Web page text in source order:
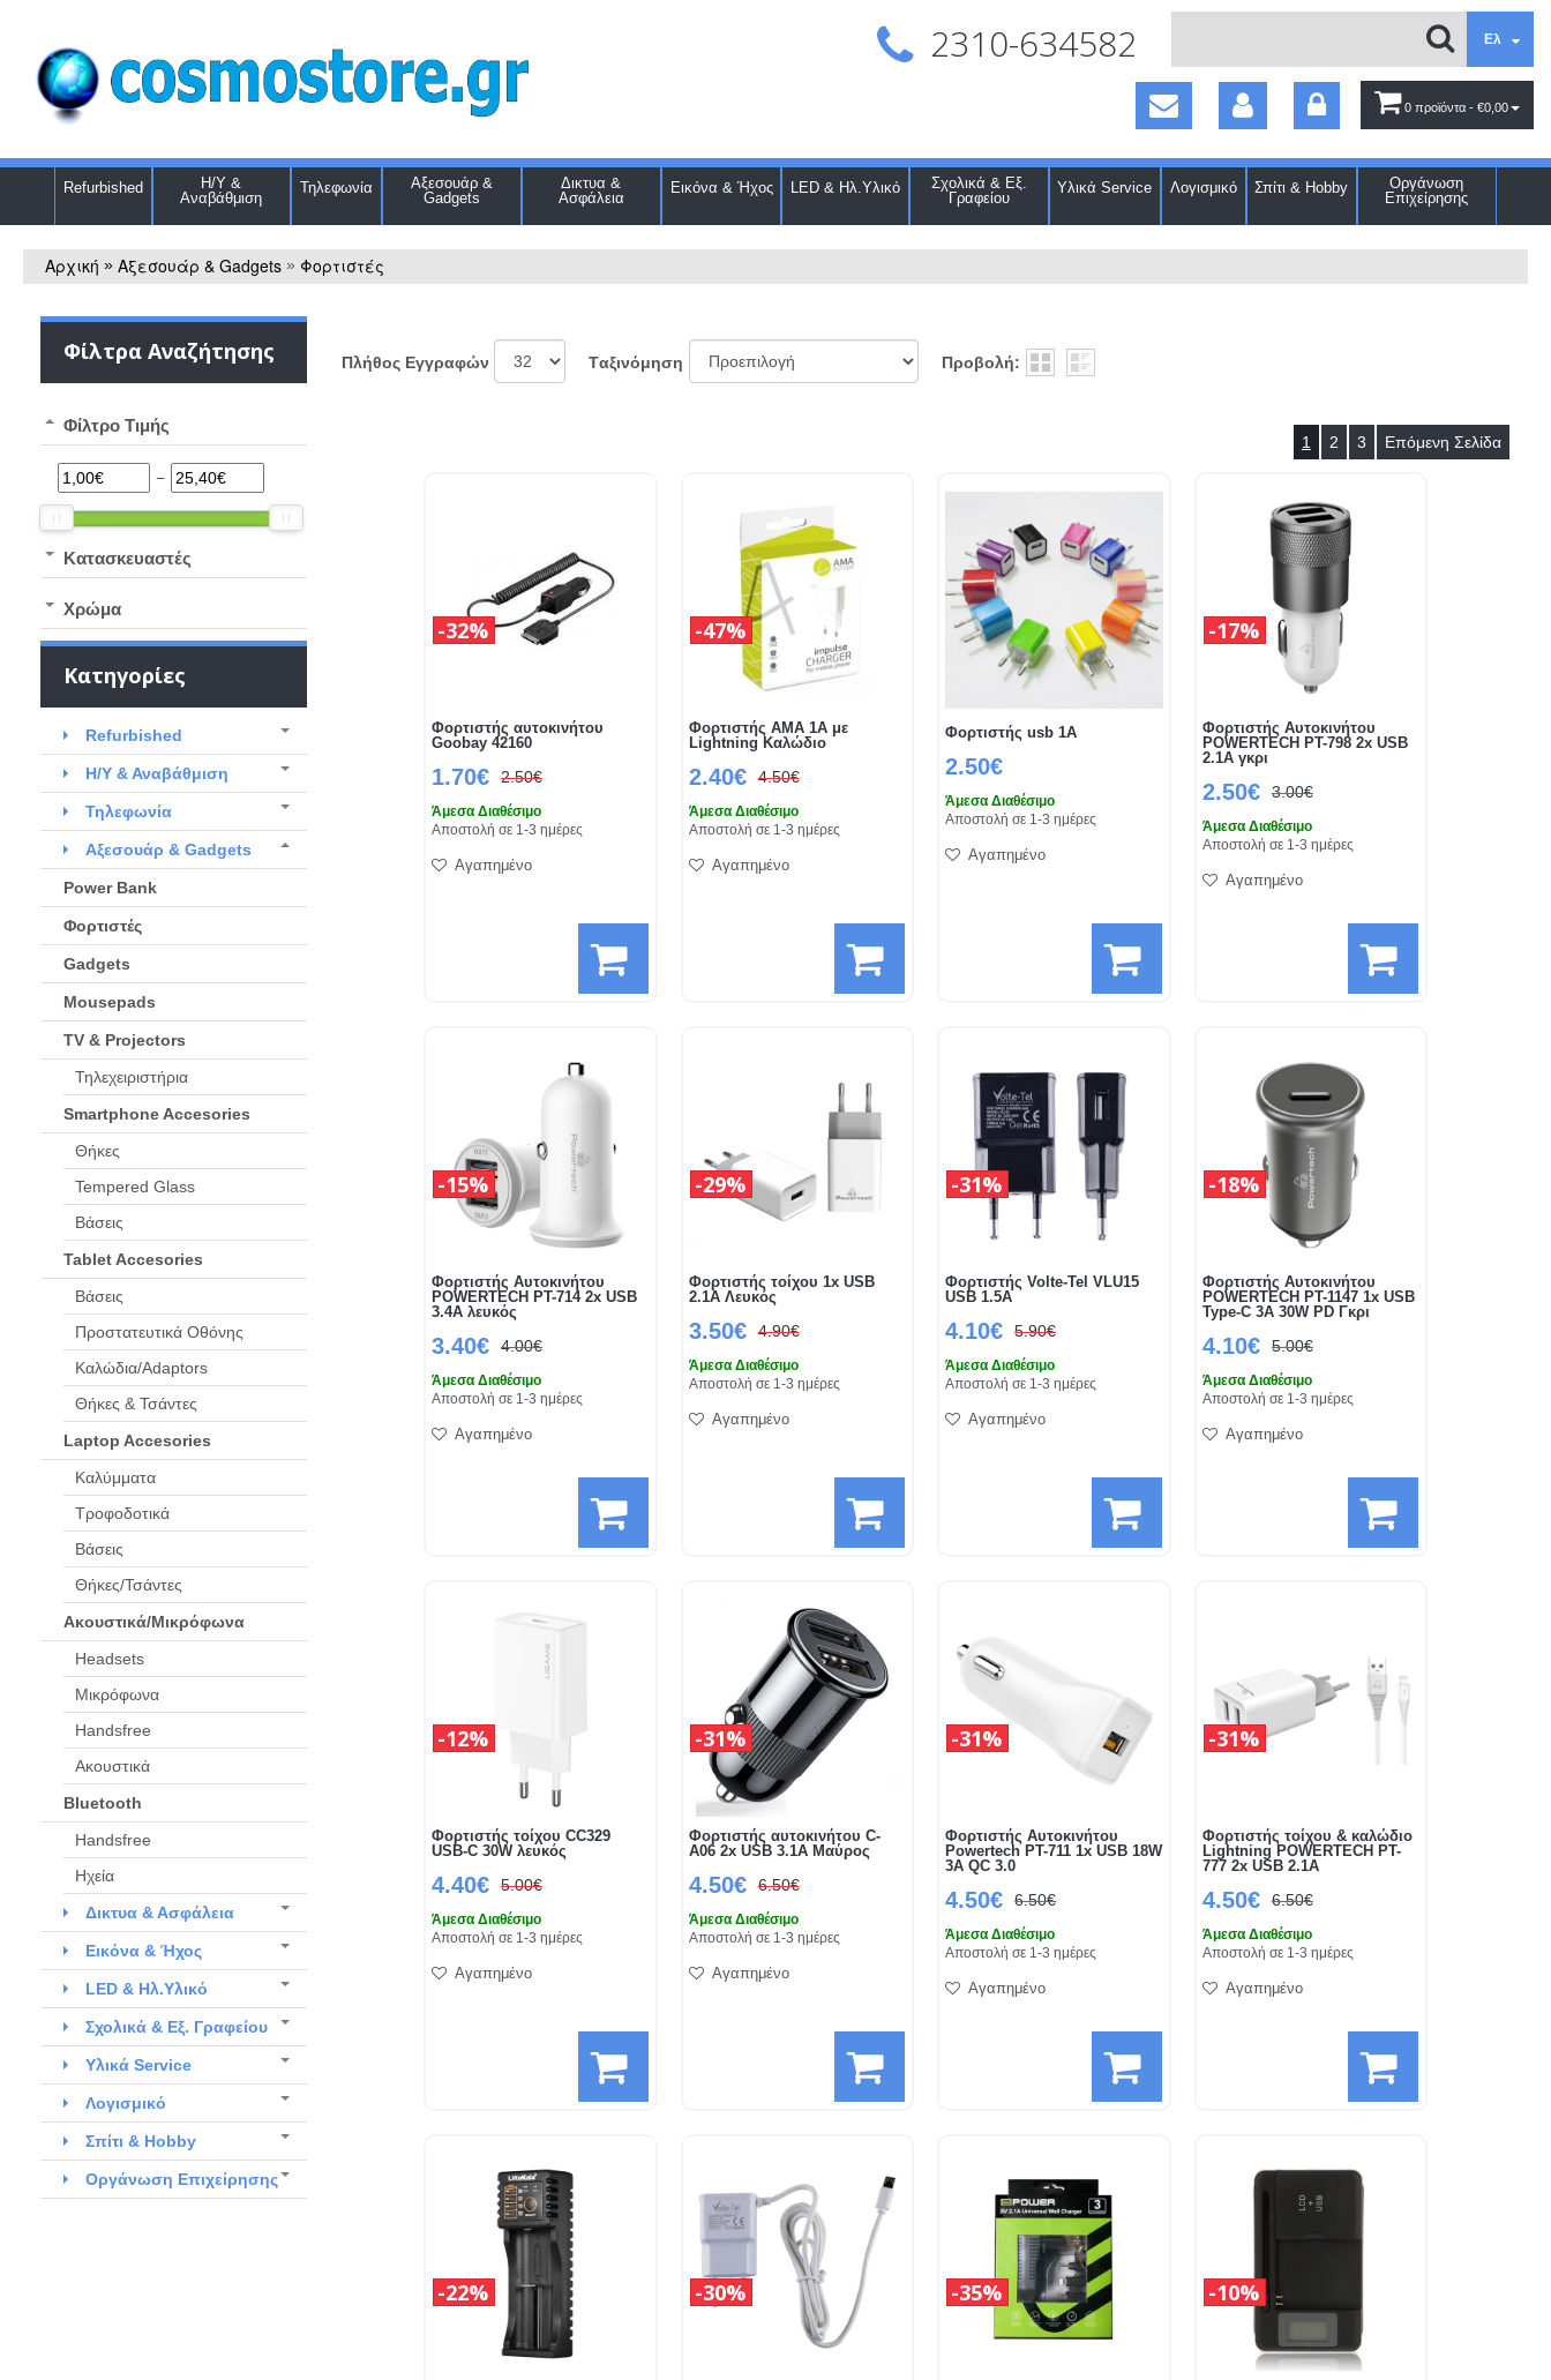
Ελ
2310-634582
0 προϊόντα - €0,00
Refurbished
Η/Υ &
Αναβάθμιση
Τηλεφωνία
Αξεσουάρ &
Gadgets
Δικτυα &
Ασφάλεια
Εικόνα & Ήχος LED & Ηλ.Υλικό
Σχολικά & Εξ.
Γραφείου
Υλικά Service Λογισμικό Σπίτι & Hobby
Οργάνωση
Επιχείρησης
Αρχική » Αξεσουάρ & Gadgets » Φορτιστές
Φίλτρα Αναζήτησης
Φίλτρο Τιμής
−
Kατασκευαστές
Χρώμα
Κατηγορίες
Refurbished
Η/Υ & Αναβάθμιση
Τηλεφωνία
Αξεσουάρ & Gadgets
Power Bank
Φορτιστές
Gadgets
Mousepads
TV & Projectors
Τηλεχειριστήρια
Smartphone Accesories
Θήκες
Tempered Glass
Βάσεις
Tablet Accesories
Βάσεις
Προστατευτικά Οθόνης
Καλώδια/Adaptors
Θήκες & Τσάντες
Laptop Accesories
Καλύμματα
Τροφοδοτικά
Βάσεις
Θήκες/Τσάντες
Ακουστικά/Μικρόφωνα
Headsets
Μικρόφωνα
Handsfree
Ακουστικά
Bluetooth
Handsfree
Ηχεία
Δικτυα & Ασφάλεια
Εικόνα & Ήχος
LED & Ηλ.Υλικό
Σχολικά & Εξ. Γραφείου
Υλικά Service
Λογισμικό
Σπίτι & Hobby
Οργάνωση Επιχείρησης
Πλήθος Εγγραφών Tαξινόμηση Προβολή:
1 2 3 Επόμενη Σελίδα
Φορτιστής αυτοκινήτου
Goobay 42160
1.70€ 2.50€
32%
Άμεσα Διαθέσιμο
Αποστολή σε 1-3 ημέρες
Αγαπημένο
Φορτιστής AMA 1A με
Lightning Καλώδιο
2.40€ 4.50€
47%
Άμεσα Διαθέσιμο
Αποστολή σε 1-3 ημέρες
Αγαπημένο
Φορτιστής usb 1A
2.50€
Άμεσα Διαθέσιμο
Αποστολή σε 1-3 ημέρες
Αγαπημένο
Φορτιστής Αυτοκινήτου
POWERTECH PT-798 2x USB
2.1A γκρι
2.50€ 3.00€
17%
Άμεσα Διαθέσιμο
Αποστολή σε 1-3 ημέρες
Αγαπημένο
Φορτιστής Αυτοκινήτου
POWERTECH PT-714 2x USB
3.4A λευκός
3.40€ 4.00€
15%
Άμεσα Διαθέσιμο
Αποστολή σε 1-3 ημέρες
Αγαπημένο
Φορτιστής τοίχου 1x USB
2.1A Λευκός
3.50€ 4.90€
29%
Άμεσα Διαθέσιμο
Αποστολή σε 1-3 ημέρες
Αγαπημένο
Φορτιστής Volte-Tel VLU15
USB 1.5A
4.10€ 5.90€
31%
Άμεσα Διαθέσιμο
Αποστολή σε 1-3 ημέρες
Αγαπημένο
Φορτιστής Αυτοκινήτου
POWERTECH PT-1147 1x USB
Type-C 3A 30W PD Γκρι
4.10€ 5.00€
18%
Άμεσα Διαθέσιμο
Αποστολή σε 1-3 ημέρες
Αγαπημένο
Φορτιστής τοίχου CC329
USB-C 30W λευκός
4.40€ 5.00€
12%
Άμεσα Διαθέσιμο
Αποστολή σε 1-3 ημέρες
Αγαπημένο
Φορτιστής αυτοκινήτου C-
A06 2x USB 3.1A Μαύρος
4.50€ 6.50€
31%
Άμεσα Διαθέσιμο
Αποστολή σε 1-3 ημέρες
Αγαπημένο
Φορτιστής Αυτοκινήτου
Powertech PT-711 1x USB 18W
3A QC 3.0
4.50€ 6.50€
31%
Άμεσα Διαθέσιμο
Αποστολή σε 1-3 ημέρες
Αγαπημένο
Φορτιστής τοίχου & καλώδιο
Lightning POWERTECH PT-
777 2x USB 2.1A
4.50€ 6.50€
31%
Άμεσα Διαθέσιμο
Αποστολή σε 1-3 ημέρες
Αγαπημένο
22% 30% 35% 10%